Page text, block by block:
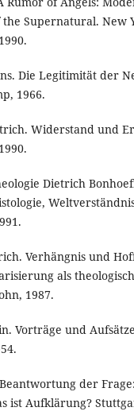
the Supernatural. New
Die Legitimität der
1966.
Widerstand und
Dietrich
Verhängnis und
als
1987.
Vorträge und
der
ist Aufklärung?